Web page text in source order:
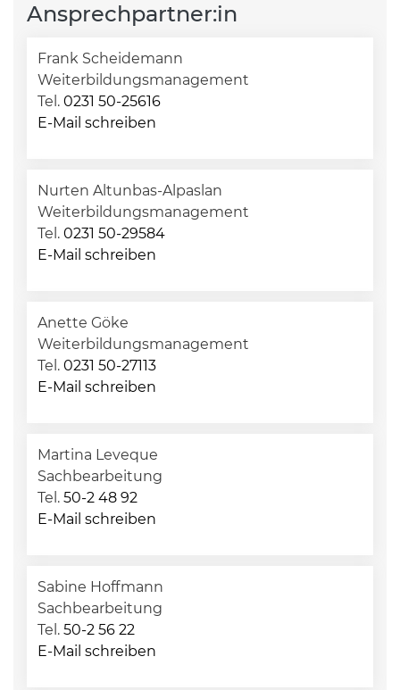
Ansprechpartner:in
Frank Scheidemann
Weiterbildungsmanagement
Tel. 0231 50-25616
E-Mail schreiben
Nurten Altunbas-Alpaslan
Weiterbildungsmanagement
Tel. 0231 50-29584
E-Mail schreiben
Anette Göke
Weiterbildungsmanagement
Tel. 0231 50-27113
E-Mail schreiben
Martina Leveque
Sachbearbeitung
Tel. 50-2 48 92
E-Mail schreiben
Sabine Hoffmann
Sachbearbeitung
Tel. 50-2 56 22
E-Mail schreiben